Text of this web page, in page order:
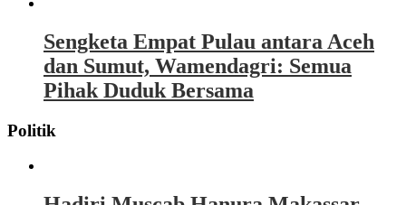
Sengketa Empat Pulau antara Aceh
dan Sumut, Wamendagri: Semua
Pihak Duduk Bersama
Politik